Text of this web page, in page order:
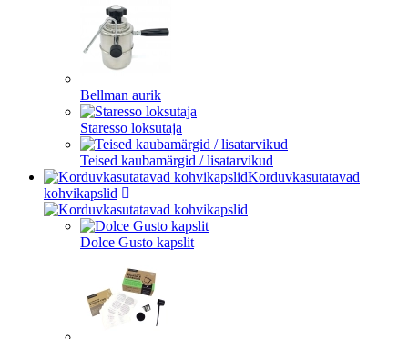
Bellman aurik
Staresso loksutaja
Teised kaubamärgid / lisatarvikud
Korduvkasutatavad
kohvikapslid
Dolce Gusto kapslit